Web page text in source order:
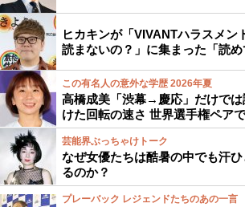
ヒカキンが「VIVANTハラスメン
読まないの？」に集まった「読
この有名人の意外な学歴 2026年夏
高橋成美「渋幕→慶応」だけで
けた回転の速さ 世界選手権ペア
芸能界ぶっちゃけトーク
なぜ女優たちは酷暑の中でも汗
るのか？
プレーバック レジェンドたちのあの一言